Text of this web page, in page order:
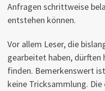
Anfragen schrittweise
entstehen können.
Vor allem Leser, die
gearbeitet haben, dürften
finden. Bemerkenswert
keine Tricksammlung.